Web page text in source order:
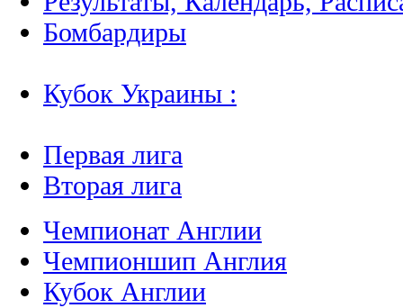
Бомбардиры
Кубок Украины :
Первая лига
Вторая лига
Чемпионат Англии
Чемпионшип Англия
Кубок Англии